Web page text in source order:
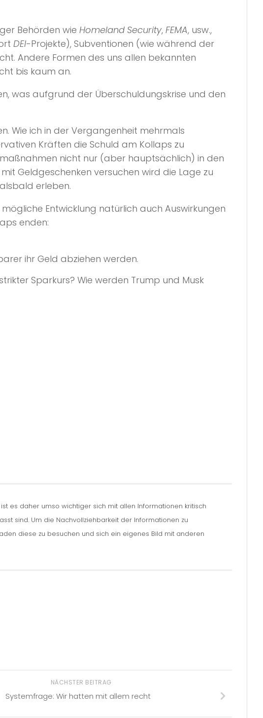
Behörden wie Homeland Security, FEMA, usw.,
DEI-Projekte), Subventionen (wie während der
Andere Formen des uns allen bekannten
bis kaum an.
was aufgrund der Überschuldungskrise und den
Wie ich in der Vergangenheit mehrmals
Kräften die Schuld am Kollaps zu
nicht nur (aber hauptsächlich) in den
Geldgeschenken versuchen wird die Lage zu
erleben.
Entwicklung natürlich auch Auswirkungen
enden:
ihr Geld abziehen werden.
Sparkurs? Wie werden Trump und Musk
es daher umso wichtiger sich mit allen Informationen kritisch
sind. Um die Nachvollziehbarkeit der Informationen zu
diese zu besuchen und sich ein eigenes Bild mit anderen
NÄCHSTER BEITRAG
Systemfrage: Wir hatten mit allem recht